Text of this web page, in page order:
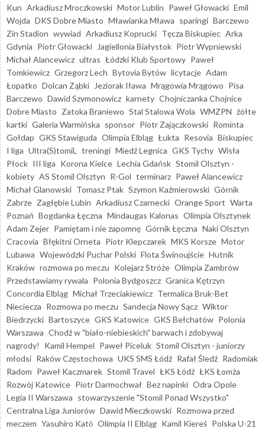
Kun Arkadiusz Mroczkowski Motor Lublin Paweł Głowacki Emil
Wojda DKS Dobre Miasto Mławianka Mława sparingi Barczewo
Zin Stadion wywiad Arkadiusz Koprucki Tęcza Biskupiec Arka
Gdynia Piotr Głowacki Jagiellonia Białystok Piotr Wypniewski
Michał Alancewicz ultras Łódzki Klub Sportowy Paweł
Tomkiewicz Grzegorz Lech Bytovia Bytów licytacje Adam
Łopatko Dolcan Ząbki Jeziorak Iława Mrągowia Mrągowo Pisa
Barczewo Dawid Szymonowicz karnety Chojniczanka Chojnice
Dobre Miasto Zatoka Braniewo Stal Stalowa Wola WMZPN żółte
kartki Galeria Warmińska sponsor Piotr Zajączkowski Rominta
Gołdap GKS Stawiguda Olimpia Elbląg Łukta Resovia Biskupiec
I liga Ultra(S)tomiL treningi Miedź Legnica GKS Tychy Wisła
Płock III liga Korona Kielce Lechia Gdańsk Stomil Olsztyn -
kobiety AS Stomil Olsztyn R-Gol terminarz Paweł Alancewicz
Michał Glanowski Tomasz Ptak Szymon Kaźmierowski Górnik
Zabrze Zagłębie Lubin Arkadiusz Czarnecki Orange Sport Warta
Poznań Bogdanka Łęczna Mindaugas Kalonas Olimpia Olsztynek
Adam Zejer Pamiętam i nie zapomnę Górnik Łęczna Naki Olsztyn
Cracovia Błękitni Orneta Piotr Klepczarek MKS Korsze Motor
Lubawa Wojewódzki Puchar Polski Flota Świnoujście Hutnik
Kraków rozmowa po meczu Kolejarz Stróże Olimpia Zambrów
Przedstawiamy rywala Polonia Bydgoszcz Granica Kętrzyn
Concordia Elbląg Michał Trzeciakiewicz Termalica Bruk-Bet
Nieciecza Rozmowa po meczu Sandecja Nowy Sącz Wiktor
Biedrzycki Bartoszyce GKS Katowice GKS Bełchatów Polonia
Warszawa Chodź w "biało-niebieskich" barwach i zdobywaj
nagrody!
Kamil Hempel Paweł Piceluk Stomil Olsztyn - juniorzy
młodsi Raków Częstochowa UKS SMS Łódź Rafał Śledź Radomiak
Radom Paweł Kaczmarek Stomil Travel ŁKS Łódź ŁKS Łomża
Rozwój Katowice Piotr Darmochwał Bez napinki Odra Opole
Legia II Warszawa stowarzyszenie "Stomil Ponad Wszystko"
Centralna Liga Juniorów Dawid Mieczkowski Rozmowa przed
meczem Yasuhiro Katō Olimpia II Elbląg Kamil Kiereś Polska U-21